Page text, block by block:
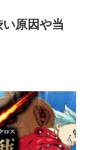
原因や当